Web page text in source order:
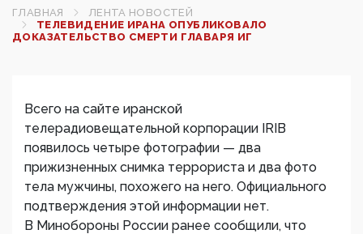
ГЛАВНАЯ
ЛЕНТА НОВОСТЕЙ
ТЕЛЕВИДЕНИЕ ИРАНА ОПУБЛИКОВАЛО
ДОКАЗАТЕЛЬСТВО СМЕРТИ ГЛАВАРЯ ИГ‍
Всего на сайте иранской
телерадиовещательной корпорации IRIB
появилось четыре фотографии — два
прижизненных снимка террориста и два фото
тела мужчины, похожего на него. Официального
подтверждения этой информации нет.
В Минобороны России ранее сообщили, что